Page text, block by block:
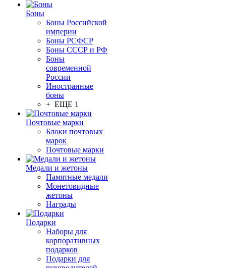
Боны
Боны Российской
империи
Боны РСФСР
Боны СССР и РФ
Боны
современной
России
Иностранные
боны
+ ЕЩЕ 1
Почтовые марки
Блоки почтовых
марок
Почтовые марки
Медали и жетоны
Памятные медали
Монетовидные
жетоны
Награды
Подарки
Наборы для
корпоративных
подарков
Подарки для